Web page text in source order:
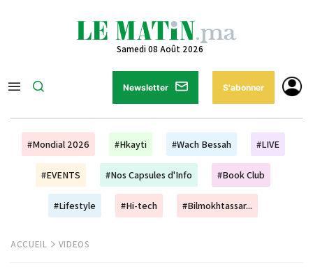
Samedi 08 Août 2026
Newsletter S'abonner
#Mondial 2026 #Hkayti #Wach Bessah #LIVE
#EVENTS #Nos Capsules d'Info #Book Club
#Lifestyle #Hi-tech #Bilmokhtassar...
ACCUEIL VIDEOS